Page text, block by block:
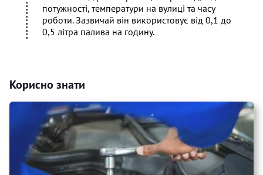
потужності, температури на вулиці та часу
роботи. Зазвичай він використовує від 0,1 до
0,5 літра палива на годину.
Корисно знати